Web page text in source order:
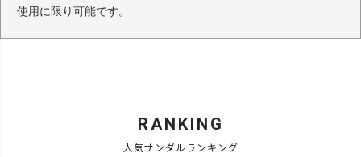
使用に限り可能です。
RANKING
人気サンダルランキング